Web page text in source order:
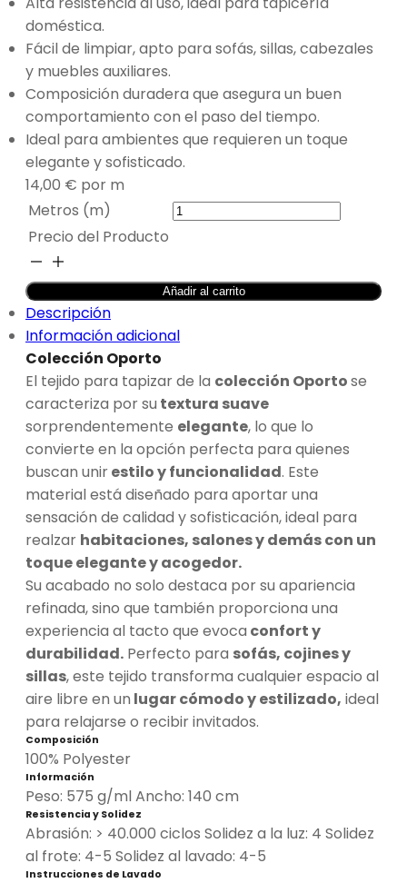
doméstica.
Fácil de limpiar, apto para sofás, sillas, cabezales
y muebles auxiliares.
Composición duradera que asegura un buen
comportamiento con el paso del tiempo.
Ideal para ambientes que requieren un toque
elegante y sofisticado.
14,00 € por m
Metros (m)
Precio del Producto
TELA
PARA
TAPIZAR
SOFÁ
OPORTO
COLOR
ANTRACITA
cantidad
Añadir al carrito
Descripción
Información adicional
Colección Oporto
El tejido para tapizar de la colección Oportose
caracteriza por su textura suave
sorprendentemente elegante, lo que lo
convierte en la opción perfecta para quienes
buscan unirestilo y funcionalidad. Este
material está diseñado para aportar una
sensación de calidad y sofisticación, ideal para
realzar habitaciones, salones y demás con un
toque elegante y acogedor.
Su acabado no solo destaca por su apariencia
refinada, sino que también proporciona una
experiencia al tacto que evoca confort y
durabilidad. Perfecto para sofás, cojines y
sillas, este tejido transforma cualquier espacio al
aire libre en un lugar cómodo y estilizado, ideal
para relajarse o recibir invitados.
Composición
100% Polyester
Información
Peso: 575 g/ml Ancho: 140 cm
Resistencia y Solidez
Abrasión: > 40.000 ciclos Solidez a la luz: 4 Solidez
al frote: 4-5 Solidez al lavado: 4-5
Instrucciones de Lavado